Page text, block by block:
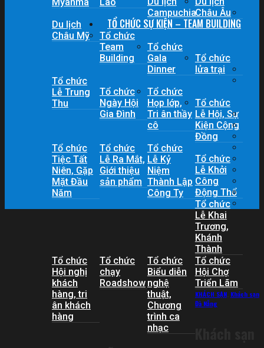
CampuchiaChâu Âu
Du lịch
Châu Mỹ
TỔ CHỨC SỰ KIỆN – TEAM BUILDING
Tổ chức
Team
Building
Tổ chức
Gala
Dinner
Tổ chức
lửa trại
Tổ chức
Lễ Trung
Thu
Tổ chức
Ngày Hội
Gia Đình
Tổ chức
Họp lớp,
Tri ân thầy
cô
Tổ chức
Lễ Hội, Sự
Kiện Cộng
Đồng
Tổ chức
Tiệc Tất
Niên, Gặp
Mặt Đầu
Năm
Tổ chức
Lễ Ra Mắt,
Giới thiệu
sản phẩm
Tổ chức
Lễ Kỷ
Niệm
Thành Lập
Công Ty
Tổ chức
Lễ Khởi
Công
Động Thổ
Tổ chức
Lễ Khai
Trương,
Khánh
Thành
Tổ chức
Hội nghị
khách
hàng, tri
ân khách
hàng
Tổ chức
chạy
Roadshow
Tổ chức
Biểu diễn
nghệ
thuật,
Chương
trình ca
nhạc
Tổ chức
Hội Chợ
Triển Lãm
KHÁCH SẠN, Khách sạn
Đà Nẵng
Khách sạn